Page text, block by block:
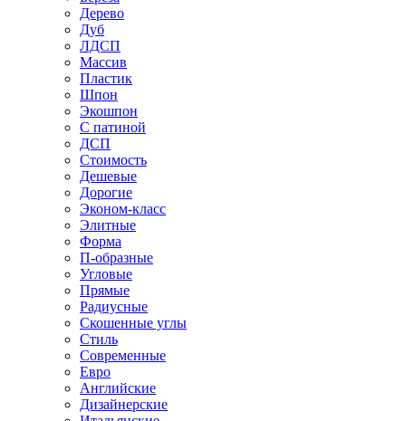
Дерево
Дуб
ЛДСП
Массив
Пластик
Шпон
Экошпон
С патиной
ДСП
Стоимость
Дешевые
Дорогие
Эконом-класс
Элитные
Форма
П-образные
Угловые
Прямые
Радиусные
Скошенные углы
Стиль
Современные
Евро
Английские
Дизайнерские